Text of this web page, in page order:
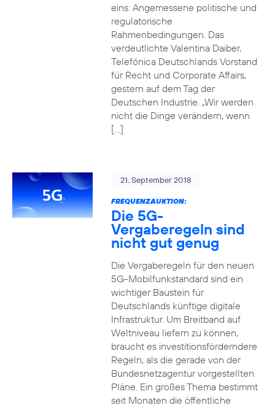
eins: Angemessene politische und
regulatorische
Rahmenbedingungen. Das
verdeutlichte Valentina Daiber,
Telefónica Deutschlands Vorstand
für Recht und Corporate Affairs,
gestern auf dem Tag der
Deutschen Industrie. „Wir werden
nicht die Dinge verändern, wenn
[…]
21. September 2018
FREQUENZAUKTION:
Die 5G-
Vergaberegeln sind
nicht gut genug
Die Vergaberegeln für den neuen
5G-Mobilfunkstandard sind ein
wichtiger Baustein für
Deutschlands künftige digitale
Infrastruktur. Um Breitband auf
Weltniveau liefern zu können,
braucht es investitionsförderndere
Regeln, als die gerade von der
Bundesnetzagentur vorgestellten
Pläne. Ein großes Thema bestimmt
seit Monaten die öffentliche